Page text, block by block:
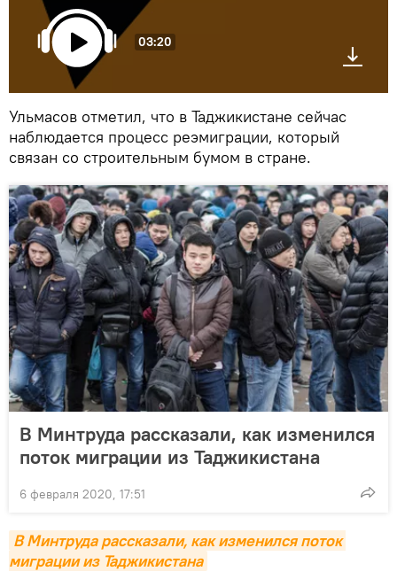
03:20
Ульмасов отметил, что в Таджикистане сейчас
наблюдается процесс реэмиграции, который
связан со строительным бумом в стране.
В Минтруда рассказали, как изменился
поток миграции из Таджикистана
6 февраля 2020, 17:51
В Минтруда рассказали, как изменился поток
миграции из Таджикистана